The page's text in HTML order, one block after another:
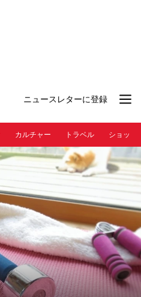
ニュースレターに登録
カルチャー トラベル ショッピ